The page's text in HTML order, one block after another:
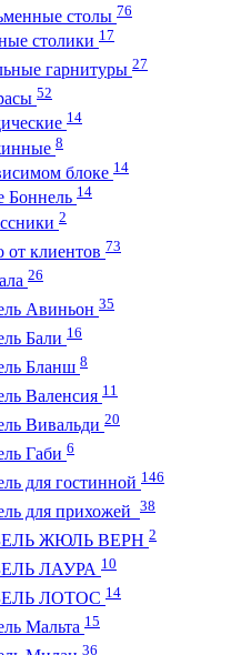
столы 76
столики 17
гарнитуры 27
52
14
8
блоке 14
Боннель 14
2
от клиентов 73
26
Авиньон 35
Бали 16
Бланш 8
Валенсия 11
Вивальди 20
Габи 6
для гостинной 146
для прихожей 38
ЖЮЛЬ ВЕРН 2
ЛАУРА 10
ЛОТОС 14
Мальта 15
36